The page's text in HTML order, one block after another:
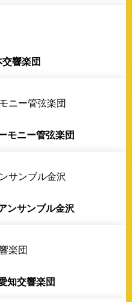
響楽団
モニー管弦楽団
ンサンブル金沢
知交響楽団